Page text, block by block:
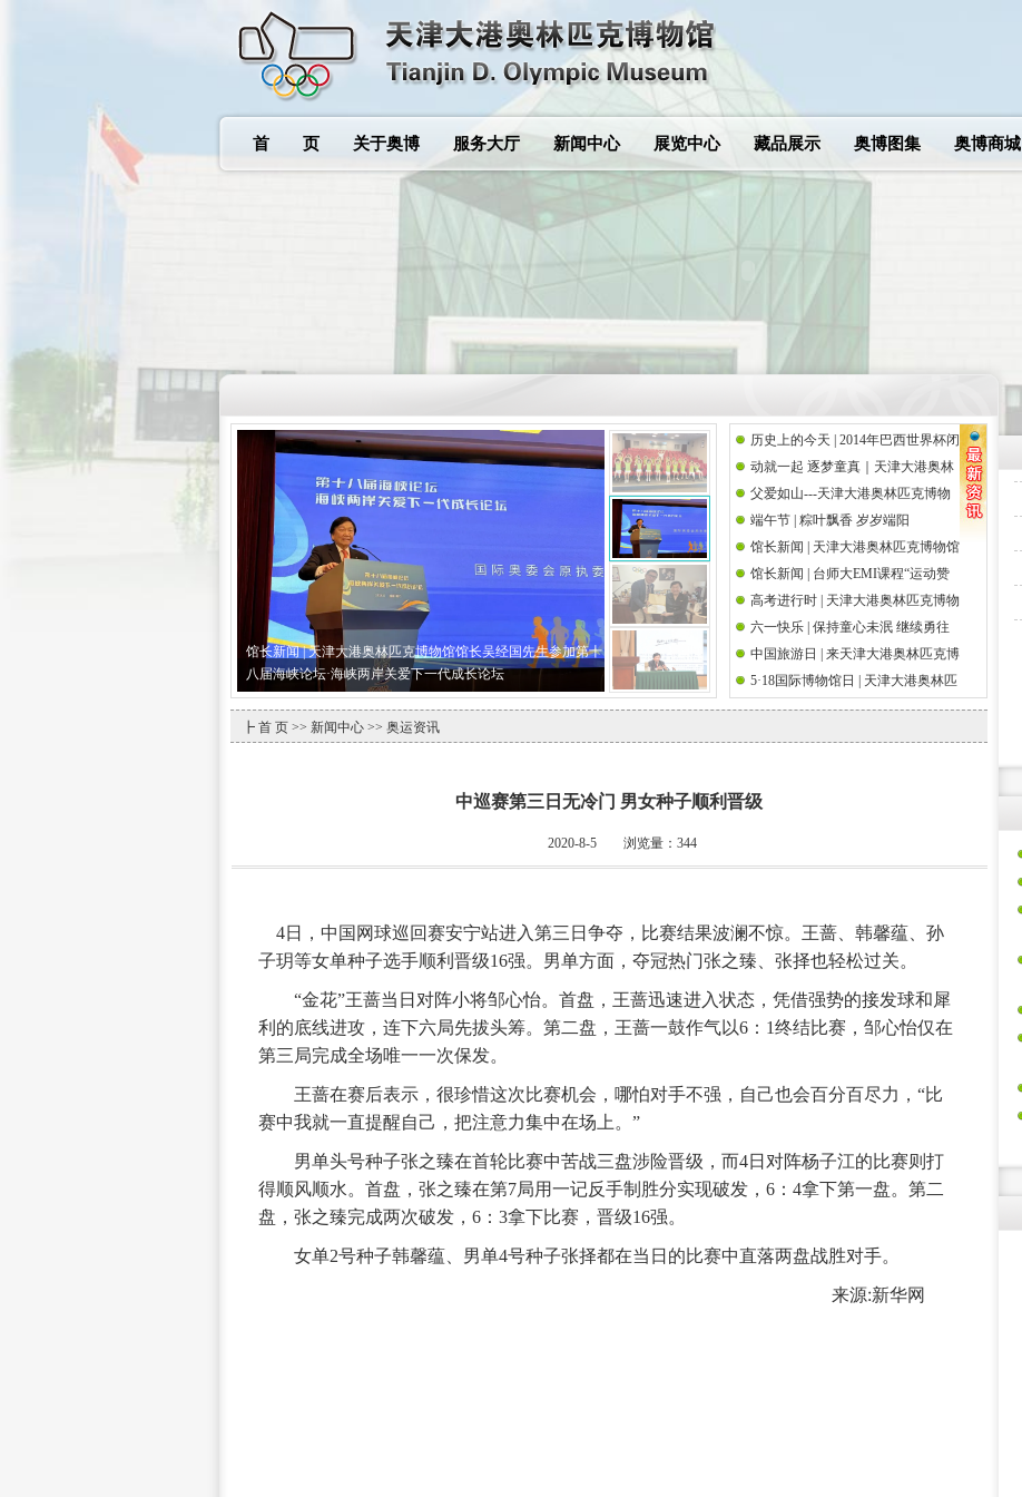
首 页 关于奥博 服务大厅 新闻中心 展览中心 藏品展示 奥博图集 奥博商城
馆长新闻 | 天津大港奥林匹克博物馆馆长吴经国先生参加第十
八届海峡论坛·海峡两岸关爱下一代成长论坛
历史上的今天 | 2014年巴西世界杯闭
幕式
动就一起 逐梦童真｜天津大港奥林
匹克博物馆携手思而语幼儿园共庆
国际奥林匹克日
父爱如山---天津大港奥林匹克博物
馆祝天下父亲节日快乐
端午节 | 粽叶飘香 岁岁端阳
馆长新闻 | 天津大港奥林匹克博物馆
馆长吴经国先生参加第十八届海峡
论坛·海峡两岸关爱下一代成长论坛
馆长新闻 | 台师大EMI课程“运动赞
助策略研究”师生校外参访前国际奥
委会执行委员吴经国先生
高考进行时 | 天津大港奥林匹克博物
馆祝高考学子金榜题名
六一快乐 | 保持童心未泯 继续勇往
直前
中国旅游日 | 来天津大港奥林匹克博
物馆邂逅奥运文脉
5·18国际博物馆日 | 天津大港奥林匹
克博物馆举办筑桥梁 传圣火奥运观
影系列活动
┣ 首 页 >> 新闻中心 >> 奥运资讯
中巡赛第三日无冷门 男女种子顺利晋级
2020-8-5 浏览量： 344
4日，中国网球巡回赛安宁站进入第三日争夺，比赛结果波澜不惊。王蔷、韩馨蕴、孙
子玥等女单种子选手顺利晋级16强。男单方面，夺冠热门张之臻、张择也轻松过关。
“金花”王蔷当日对阵小将邹心怡。首盘，王蔷迅速进入状态，凭借强势的接发球和犀
利的底线进攻，连下六局先拔头筹。第二盘，王蔷一鼓作气以6：1终结比赛，邹心怡仅在
第三局完成全场唯一一次保发。
王蔷在赛后表示，很珍惜这次比赛机会，哪怕对手不强，自己也会百分百尽力，“比
赛中我就一直提醒自己，把注意力集中在场上。”
男单头号种子张之臻在首轮比赛中苦战三盘涉险晋级，而4日对阵杨子江的比赛则打
得顺风顺水。首盘，张之臻在第7局用一记反手制胜分实现破发，6：4拿下第一盘。第二
盘，张之臻完成两次破发，6：3拿下比赛，晋级16强。
女单2号种子韩馨蕴、男单4号种子张择都在当日的比赛中直落两盘战胜对手。
来源:新华网